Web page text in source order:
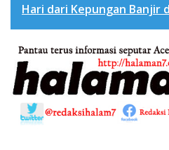
Hari dari Kepungan Banjir